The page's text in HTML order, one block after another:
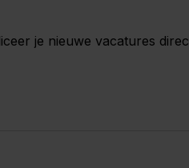
je nieuwe vacatures